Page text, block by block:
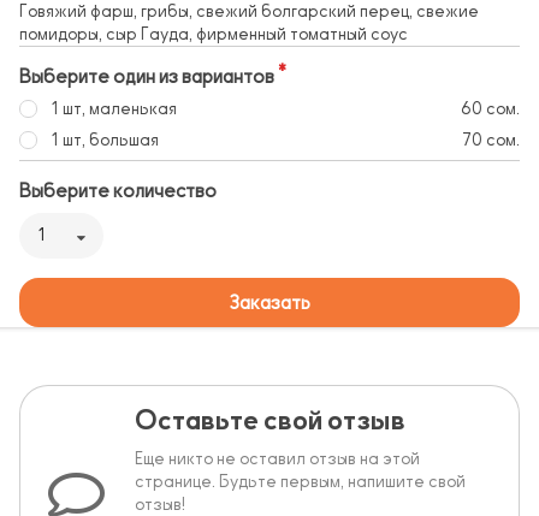
Говяжий фарш, грибы, свежий болгарский перец, свежие
помидоры, сыр Гауда, фирменный томатный соус
Выберите один из вариантов
1 шт, маленькая
60 сом.
1 шт, большая
70 сом.
Выберите количество
1
Заказать
Оставьте свой отзыв
Еще никто не оставил отзыв на этой
странице. Будьте первым, напишите свой
отзыв!